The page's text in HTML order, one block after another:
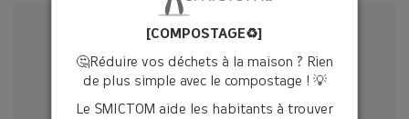
[COMPOSTAGE♻️]
🤔Réduire vos déchets à la maison ? Rien
de plus simple avec le compostage ! 💡
Le SMICTOM aide les habitants à trouver
DANS LA RUBRIQUE